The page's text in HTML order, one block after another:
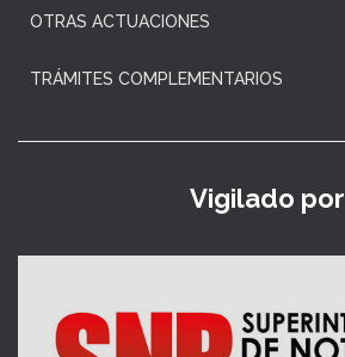
OTRAS ACTUACIONES
TRÁMITES COMPLEMENTARIOS
Vigilado por